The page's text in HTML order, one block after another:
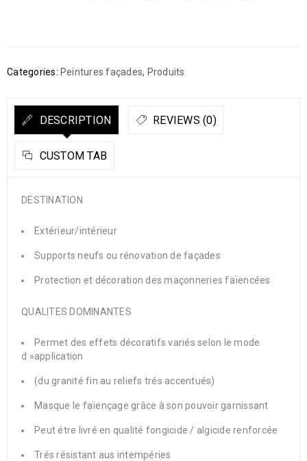
Categories: Peintures façades, Produits
DESCRIPTION REVIEWS (0)
CUSTOM TAB
DESTINATION
Extérieur/intérieur
Supports neufs ou rénovation de façades
Protection et décoration des maçonneries faïencées
QUALITES DOMINANTES
Permet des effets décoratifs variés selon le mode
d »application
(du granité fin au reliefs trés accentués)
Masque le faïençage grâce à son pouvoir garnissant
Peut étre livré en qualité fongicide / algicide renforcée
Trés résistant aus intempéries